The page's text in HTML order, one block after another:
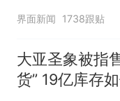
界面新闻 1738跟贴
大亚圣象被指
货” 19亿库存